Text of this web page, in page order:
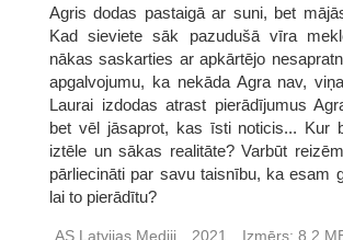
Agris dodas pastaigā ar suni, bet
Kad sieviete sāk pazudušā vīra
nākas saskarties ar apkārtējo
apgalvojumu, ka nekāda Agra nav,
Laurai izdodas atrast pierādījumus
bet vēl jāsaprot, kas īsti noticis... Kur
iztēle un sākas realitāte? Varbūt
pārliecināti par savu taisnību, ka esam
lai to pierādītu?
AS Latvijas Mediji 2021 Izmērs: 8,2